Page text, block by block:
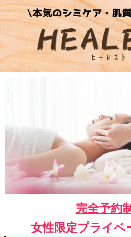
完全予約
女性限定プライベ